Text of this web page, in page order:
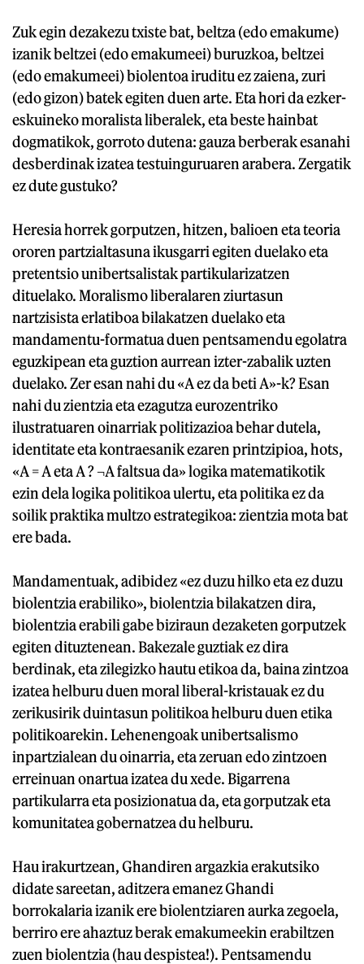
Zuk egin dezakezu txiste bat, beltza (edo emakume)
izanik beltzei (edo emakumeei) buruzkoa, beltzei
(edo emakumeei) biolentoa iruditu ez zaiena, zuri
(edo gizon) batek egiten duen arte. Eta hori da ezker-
eskuineko moralista liberalek, eta beste hainbat
dogmatikok, gorroto dutena: gauza berberak esanahi
desberdinak izatea testuinguruaren arabera. Zergatik
ez dute gustuko?
Heresia horrek gorputzen, hitzen, balioen eta teoria
ororen partzialtasuna ikusgarri egiten duelako eta
pretentsio unibertsalistak partikularizatzen
dituelako. Moralismo liberalaren ziurtasun
nartzisista erlatiboa bilakatzen duelako eta
mandamentu-formatua duen pentsamendu egolatra
eguzkipean eta guztion aurrean izter-zabalik uzten
duelako. Zer esan nahi du «A ez da beti A»-k? Esan
nahi du zientzia eta ezagutza eurozentriko
ilustratuaren oinarriak politizazioa behar dutela,
identitate eta kontraesanik ezaren printzipioa, hots,
«A = A eta A ? ¬A faltsua da» logika matematikotik
ezin dela logika politikoa ulertu, eta politika ez da
soilik praktika multzo estrategikoa: zientzia mota bat
ere bada.
Mandamentuak, adibidez «ez duzu hilko eta ez duzu
biolentzia erabiliko», biolentzia bilakatzen dira,
biolentzia erabili gabe biziraun dezaketen gorputzek
egiten dituztenean. Bakezale guztiak ez dira
berdinak, eta zilegizko hautu etikoa da, baina zintzoa
izatea helburu duen moral liberal-kristauak ez du
zerikusirik duintasun politikoa helburu duen etika
politikoarekin. Lehenengoak unibertsalismo
inpartzialean du oinarria, eta zeruan edo zintzoen
erreinuan onartua izatea du xede. Bigarrena
partikularra eta posizionatua da, eta gorputzak eta
komunitatea gobernatzea du helburu.
Hau irakurtzean, Ghandiren argazkia erakutsiko
didate sareetan, aditzera emanez Ghandi
borrokalaria izanik ere biolentziaren aurka zegoela,
berriro ere ahaztuz berak emakumeekin erabiltzen
zuen biolentzia (hau despistea!). Pentsamendu